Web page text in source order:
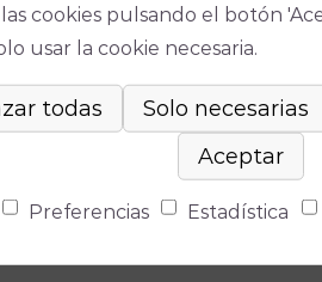
cookies pulsando el botón
usar la cookie necesaria.
Preferencias Estadística